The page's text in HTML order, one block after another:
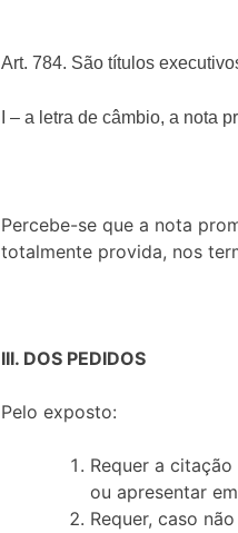
Art. 784. São títulos
I – a letra de câmbio, a nota
Percebe-se que a nota
totalmente provida, nos
III. DOS PEDIDOS
Pelo exposto:
Requer a
ou apresentar
Requer, caso